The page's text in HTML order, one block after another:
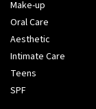
Make-up
Oral Care
Aesthetic
Intimate Care
Teens
SPF